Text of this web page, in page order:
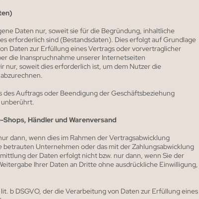
Daten nur, soweit sie für die Begründung, inhaltliche
erforderlich sind (Bestandsdaten). Dies erfolgt auf Grundlage
Daten zur Erfüllung eines Vertrags oder vorvertraglicher
die Inanspruchnahme unserer Internetseiten
nur, soweit dies erforderlich ist, um dem Nutzer die
Auftrags oder Beendigung der Geschäftsbeziehung
Händler und Warenversand
dann, wenn dies im Rahmen der Vertragsabwicklung
Unternehmen oder das mit der Zahlungsabwicklung
der Daten erfolgt nicht bzw. nur dann, wenn Sie der
Ihrer Daten an Dritte ohne ausdrückliche Einwilligung,
b DSGVO, der die Verarbeitung von Daten zur Erfüllung eines